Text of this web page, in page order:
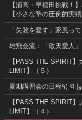
【浦高・早稲田挑戦！
【小さな塾の圧倒的実績
「失敗を愛す」家風っ
雄飛会流：「敬天愛人
【PASS THE SPIRIT
LIMIT】（５）
夏期講習会の日程٩( ᐛ )و
【PASS THE SPIRIT
LIMIT】（４）